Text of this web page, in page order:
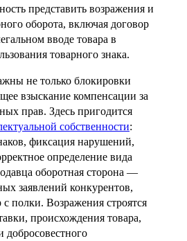
представить возражения и
оборота, включая договор
вводе товара в
товарного знака.
не только блокировки
взыскание компенсации за
прав. Здесь пригодится
собственности:
фиксация нарушений,
определение вида
оборотная сторона —
заявлений конкурентов,
с полки. Возражения строятся
происхождения товара,
добросовестного